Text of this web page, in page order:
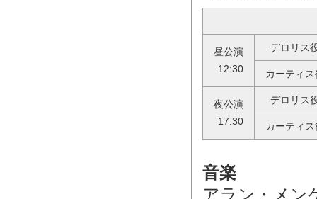
昼公演
12:30
デロリス
カーティス
夜公演
17:30
デロリス
カーティス
音楽
アラン・メン